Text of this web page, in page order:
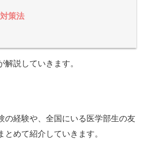
策法
解説していきます。
の経験や、全国にいる医学部生の友
めて紹介していきます。